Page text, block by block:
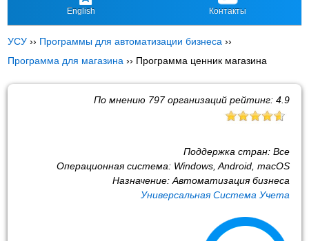
English Контакты
УСУ ›› Программы для автоматизации бизнеса ››
Программа для магазина ›› Программа ценник магазина
По мнению 797организаций рейтинг: 4.9
Поддержка стран: Все
Операционная система: Windows, Android, macOS
Назначение: Автоматизация бизнеса
Универсальная Система Учета